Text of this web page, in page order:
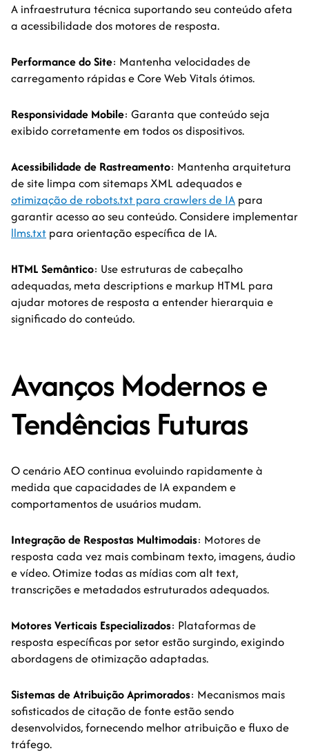
A infraestrutura técnica suportando seu conteúdo afeta
a acessibilidade dos motores de resposta.
Performance do Site: Mantenha velocidades de
carregamento rápidas e Core Web Vitals ótimos.
Responsividade Mobile: Garanta que conteúdo seja
exibido corretamente em todos os dispositivos.
Acessibilidade de Rastreamento: Mantenha arquitetura
de site limpa com sitemaps XML adequados e
otimização de robots.txt para crawlers de IA para
garantir acesso ao seu conteúdo. Considere implementar
llms.txt para orientação específica de IA.
HTML Semântico: Use estruturas de cabeçalho
adequadas, meta descriptions e markup HTML para
ajudar motores de resposta a entender hierarquia e
significado do conteúdo.
Avanços Modernos e
Tendências Futuras
O cenário AEO continua evoluindo rapidamente à
medida que capacidades de IA expandem e
comportamentos de usuários mudam.
Integração de Respostas Multimodais: Motores de
resposta cada vez mais combinam texto, imagens, áudio
e vídeo. Otimize todas as mídias com alt text,
transcrições e metadados estruturados adequados.
Motores Verticais Especializados: Plataformas de
resposta específicas por setor estão surgindo, exigindo
abordagens de otimização adaptadas.
Sistemas de Atribuição Aprimorados: Mecanismos mais
sofisticados de citação de fonte estão sendo
desenvolvidos, fornecendo melhor atribuição e fluxo de
tráfego.